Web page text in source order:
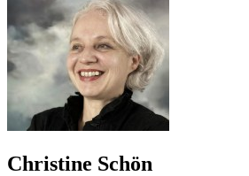
Christine Schön